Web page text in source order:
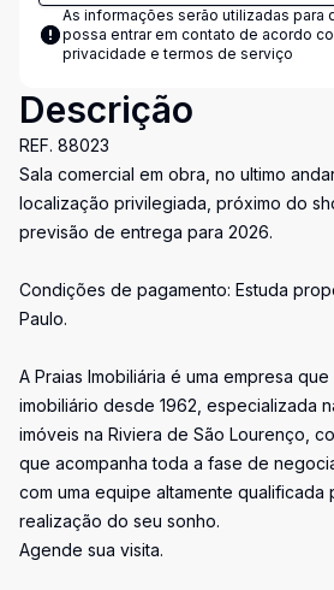
As informações serão utilizadas para
possa entrar em contato de acordo
privacidade e termos de serviço
Descrição
REF. 88023
Sala comercial em obra, no ultimo
localização privilegiada, próximo do
previsão de entrega para 2026.
Condições de pagamento: Estuda
Paulo.
A Praias Imobiliária é uma empresa
imobiliário desde 1962, especializada
imóveis na Riviera de São Lourenço,
que acompanha toda a fase de
com uma equipe altamente qualificada
realização do seu sonho.
Agende sua visita.